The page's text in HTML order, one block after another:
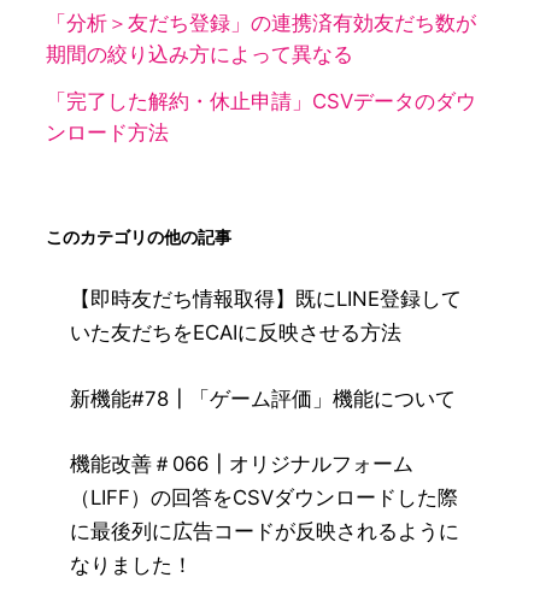
「分析＞友だち登録」の連携済有効友だち数が
期間の絞り込み方によって異なる
「完了した解約・休止申請」CSVデータのダウ
ンロード方法
このカテゴリの他の記事
【即時友だち情報取得】既にLINE登録して
いた友だちをECAIに反映させる方法
新機能#78┃「ゲーム評価」機能について
機能改善＃066┃オリジナルフォーム
（LIFF）の回答をCSVダウンロードした際
に最後列に広告コードが反映されるように
なりました！